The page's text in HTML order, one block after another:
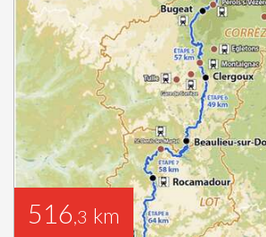
516,3 km